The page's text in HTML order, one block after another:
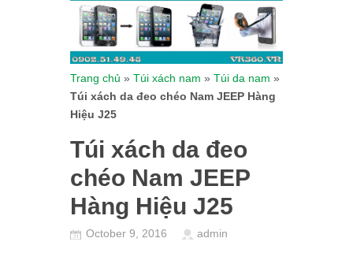
Trang chủ » Túi xách nam » Túi da nam »
Túi xách da đeo chéo Nam JEEP Hàng
Hiệu J25
Túi xách da đeo
chéo Nam JEEP
Hàng Hiệu J25
October 9, 2016 admin